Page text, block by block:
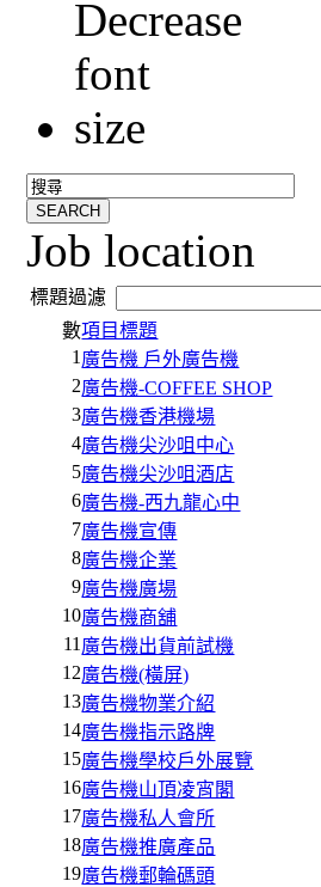
Job location
標題過濾
數項目標題
1 廣告機 戶外廣告機
2廣告機-COFFEE SHOP
3廣告機香港機場
4廣告機尖沙咀中心
5廣告機尖沙咀酒店
6廣告機-西九龍心中
7廣告機宣傳
8廣告機企業
9廣告機廣場
10廣告機商舖
11 廣告機出貨前試機
12廣告機(橫屏)
13廣告機物業介紹
14廣告機指示路牌
15廣告機學校戶外展覽
16廣告機山頂凌宵閣
17廣告機私人會所
18廣告機推廣產品
19廣告機郵輪碼頭